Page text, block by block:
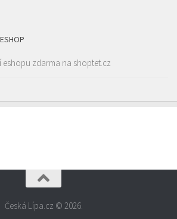
zdarma na shoptet.cz
Česká Lípa.cz © 2026.